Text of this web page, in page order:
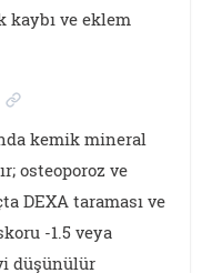
kaybı ve eklem
kemik mineral
osteoporoz ve
DEXA taraması ve
-1.5 veya
düşünülür